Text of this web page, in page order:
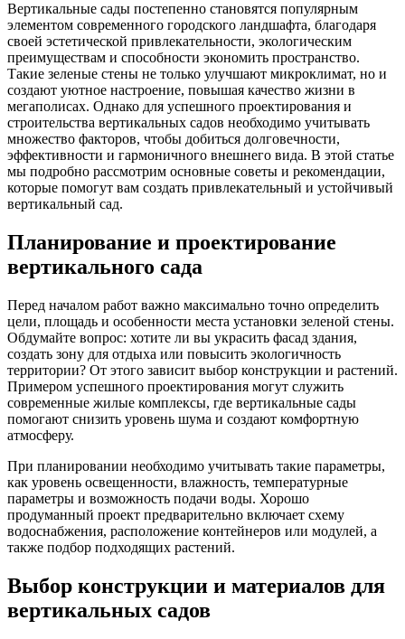
Вертикальные сады постепенно становятся популярным
элементом современного городского ландшафта, благодаря
своей эстетической привлекательности, экологическим
преимуществам и способности экономить пространство.
Такие зеленые стены не только улучшают микроклимат, но и
создают уютное настроение, повышая качество жизни в
мегаполисах. Однако для успешного проектирования и
строительства вертикальных садов необходимо учитывать
множество факторов, чтобы добиться долговечности,
эффективности и гармоничного внешнего вида. В этой статье
мы подробно рассмотрим основные советы и рекомендации,
которые помогут вам создать привлекательный и устойчивый
вертикальный сад.
Планирование и проектирование
вертикального сада
Перед началом работ важно максимально точно определить
цели, площадь и особенности места установки зеленой стены.
Обдумайте вопрос: хотите ли вы украсить фасад здания,
создать зону для отдыха или повысить экологичность
территории? От этого зависит выбор конструкции и растений.
Примером успешного проектирования могут служить
современные жилые комплексы, где вертикальные сады
помогают снизить уровень шума и создают комфортную
атмосферу.
При планировании необходимо учитывать такие параметры,
как уровень освещенности, влажность, температурные
параметры и возможность подачи воды. Хорошо
продуманный проект предварительно включает схему
водоснабжения, расположение контейнеров или модулей, а
также подбор подходящих растений.
Выбор конструкции и материалов для
вертикальных садов